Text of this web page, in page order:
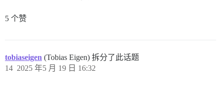
5 个赞
tobiaseigen (Tobias Eigen) 拆分了此话题
2025 年5 月 19 日 16:32
14